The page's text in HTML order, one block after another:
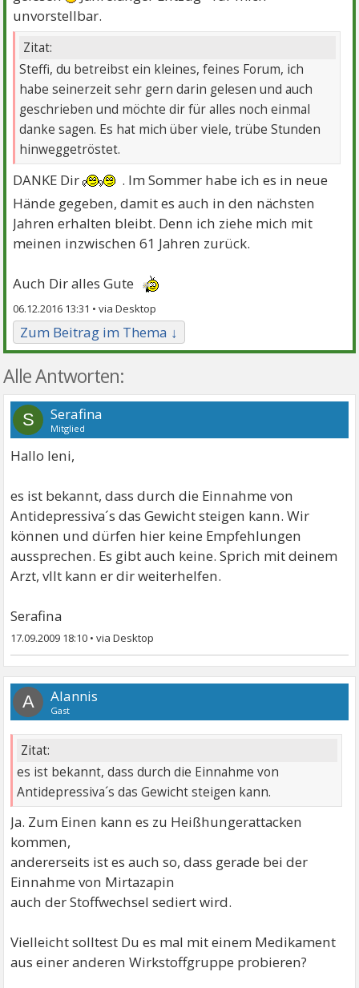
unvorstellbar.
Zitat:
Steffi, du betreibst ein kleines, feines Forum, ich
habe seinerzeit sehr gern darin gelesen und auch
geschrieben und möchte dir für alles noch einmal
danke sagen. Es hat mich über viele, trübe Stunden
hinweggetröstet.
DANKE Dir
. Im Sommer habe ich es in neue
Hände gegeben, damit es auch in den nächsten
Jahren erhalten bleibt. Denn ich ziehe mich mit
meinen inzwischen 61 Jahren zurück.
Auch Dir alles Gute
06.12.2016 13:31 •
Zum Beitrag im Thema ↓
Alle Antworten:
S Serafina
Mitglied
Hallo leni,
es ist bekannt, dass durch die Einnahme von
Antidepressiva´s das Gewicht steigen kann. Wir
können und dürfen hier keine Empfehlungen
aussprechen. Es gibt auch keine. Sprich mit deinem
Arzt, vllt kann er dir weiterhelfen.
Serafina
17.09.2009 18:10 •
A Alannis
Gast
Zitat:
es ist bekannt, dass durch die Einnahme von
Antidepressiva´s das Gewicht steigen kann.
Ja. Zum Einen kann es zu Heißhungerattacken
kommen,
andererseits ist es auch so, dass gerade bei der
Einnahme von Mirtazapin
auch der Stoffwechsel sediert wird.
Vielleicht solltest Du es mal mit einem Medikament
aus einer anderen Wirkstoffgruppe probieren?